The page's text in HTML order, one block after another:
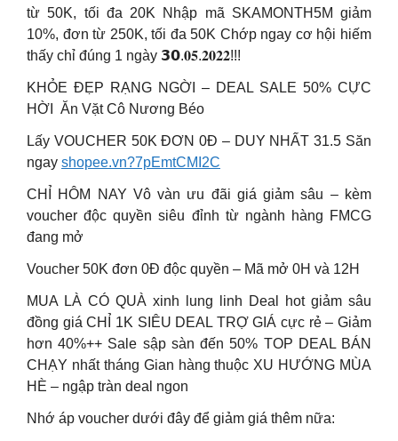
từ 50K, tối đa 20K Nhập mã SKAMONTH5M giảm
10%, đơn từ 250K, tối đa 50K Chớp ngay cơ hội hiếm
thấy chỉ đúng 1 ngày 𝟯𝟬.𝟎𝟓.𝟐𝟎𝟐𝟐!!!
️KHỎE ĐẸP RẠNG NGỜI – DEAL SALE 50% CỰC
HỜI ️️️ Ăn Vặt Cô Nương Béo
Lấy VOUCHER 50K ĐƠN 0Đ – DUY NHẤT 31.5 Săn
ngay shopee.vn?7pEmtCMI2C
CHỈ HÔM NAY Vô vàn ưu đãi giá giảm sâu – kèm
voucher độc quyền siêu đỉnh từ ngành hàng FMCG
đang mở ️
Voucher 50K đơn 0Đ độc quyền – Mã mở 0H và 12H
MUA LÀ CÓ QUÀ xinh lung linh Deal hot giảm sâu
đồng giá CHỈ 1K SIÊU DEAL TRỢ GIÁ cực rẻ – Giảm
hơn 40%++ Sale sập sàn đến 50% TOP DEAL BÁN
CHẠY nhất tháng Gian hàng thuộc XU HƯỚNG MÙA
HÈ – ngập tràn deal ngon
Nhớ áp voucher dưới đây để giảm giá thêm nữa: